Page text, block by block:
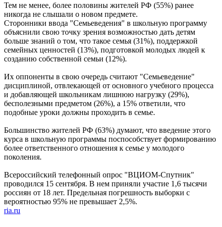
Тем не менее, более половины жителей РФ (55%) ранее
никогда не слышали о новом предмете.
Сторонники ввода "Семьеведения" в школьную программу
объяснили свою точку зрения возможностью дать детям
больше знаний о том, что такое семья (31%), поддержкой
семейных ценностей (13%), подготовкой молодых людей к
созданию собственной семьи (12%).
Их оппоненты в свою очередь считают "Семьеведение"
дисциплиной, отвлекающей от основного учебного процесса
и добавляющей школьникам лишнюю нагрузку (29%),
бесполезными предметом (26%), а 15% ответили, что
подобные уроки должны проходить в семье.
Большинство жителей РФ (63%) думают, что введение этого
курса в школьную программы поспособствует формированию
более ответственного отношения к семье у молодого
поколения.
Всероссийский телефонный опрос "ВЦИОМ-Спутник"
проводился 15 сентября. В нем приняли участие 1,6 тысячи
россиян от 18 лет. Предельная погрешность выборки с
вероятностью 95% не превышает 2,5%.
ria.ru